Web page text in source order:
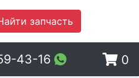
запчасть
43-16 0